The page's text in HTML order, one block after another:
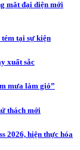
mặt đại diện mới
tại sự kiện
xuất sắc
mưa làm gió”
thách mới
2026, hiện thực hóa